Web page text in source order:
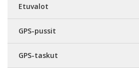
Etuvalot
GPS-pussit
GPS-taskut